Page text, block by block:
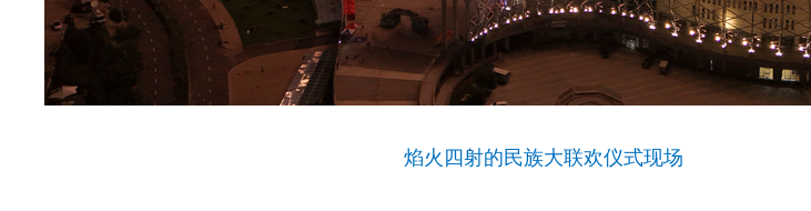
焰火四射的民族大联欢仪式现场